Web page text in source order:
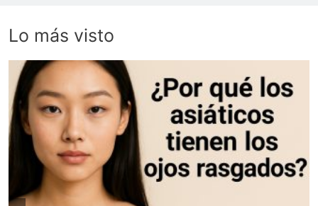
Lo más visto